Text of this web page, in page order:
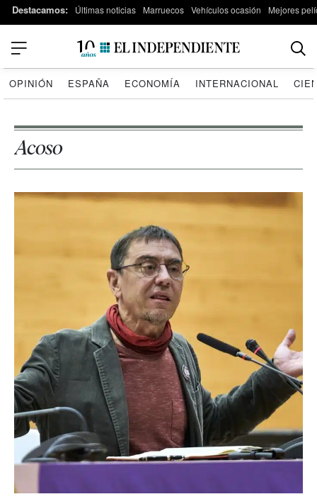
Destacamos: Últimas noticias Marruecos Vehículos ocasión Mejores
OPINIÓN ESPAÑA ECONOMÍA INTERNACIONAL
Acoso